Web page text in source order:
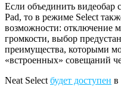
Если объединить видеобар
Pad, то в режиме Select
возможности: отключение
громкости, выбор
преимущества, которыми
«встроенных» совещаний
Neat Select будет доступен в